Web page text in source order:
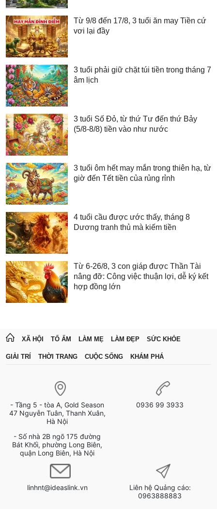
Từ 9/8 đến 17/8, 3 tuổi ăn may Tiền cứ
vơi lại đầy
3 tuổi phải giữ chặt túi tiền trong tháng 7
âm lịch
3 tuổi Số Đỏ, từ thứ Tư đến thứ Bảy
(5/8-8/8) tiền vào như nước
3 tuổi ôm hết may mắn trong thiên hạ, từ
giờ đến Tết tiền của rủng rỉnh
4 tuổi cầu được ước thấy, tháng 8
Dương tranh thủ mà kiếm tiền
Từ 6-26/8, 3 con giáp được Thần Tài
nâng đỡ: Công việc thuận lợi, dễ ký kết
hợp đồng lớn
XÃ HỘI TỔ ẤM LÀM MẸ LÀM ĐẸP SỨC KHỎE
GIẢI TRÍ THỜI TRANG CUỘC SỐNG KHÁM PHÁ
- Tầng 5 - tòa A, Gold Season
47 Nguyễn Tuân, Thanh Xuân,
Hà Nội
- Số nhà 2B ngõ 175 đường
Bát Khối, phường Long Biên,
quận Long Biên, Hà Nội
0936 99 3933
linhnt@ideaslink.vn
Liên hệ Quảng cáo:
0963888883